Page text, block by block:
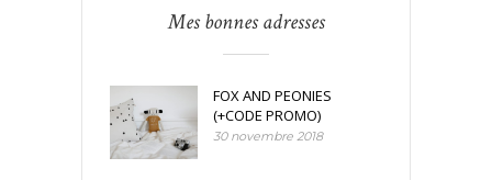
Mes bonnes adresses
FOX AND PEONIES
(+CODE PROMO)
30 novembre 2018